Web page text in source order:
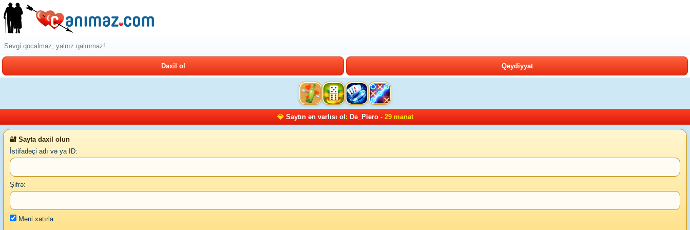
Sevgi qocalmaz, yalnız qalınmaz!
Daxil ol Qeydiyyat
💎 Saytın ən varlısı ol : De_Piero- 29 manat
🔐 Sayta daxil olun
İstifadəçi adı və ya ID:
Şifrə:
Məni xatırla